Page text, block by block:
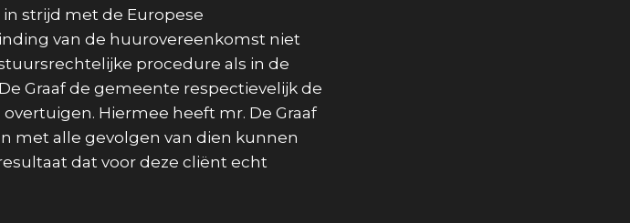
strijd met de Europese
van de huurovereenkomst niet
procedure als in de
Graaf de gemeente respectievelijk de
Hiermee heeft mr. De Graaf
met alle gevolgen van dien kunnen
dat voor deze cliënt echt